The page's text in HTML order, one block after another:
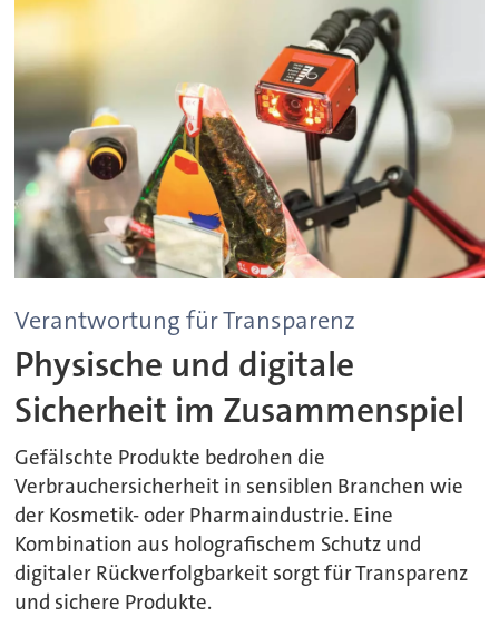
Verantwortung für Transparenz
Physische und digitale
Sicherheit im Zusammenspiel
Gefälschte Produkte bedrohen die
Verbrauchersicherheit in sensiblen Branchen wie
der Kosmetik- oder Pharmaindustrie. Eine
Kombination aus holografischem Schutz und
digitaler Rückverfolgbarkeit sorgt für Transparenz
und sichere Produkte.